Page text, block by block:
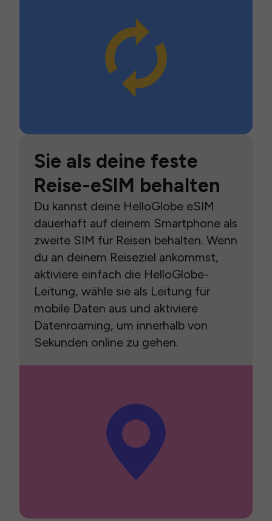
Sie als deine feste
Reise-eSIM behalten
Du kannst deine HelloGlobe eSIM
dauerhaft auf deinem Smartphone als
zweite SIM für Reisen behalten. Wenn
du an deinem Reiseziel ankommst,
aktiviere einfach die HelloGlobe-
Leitung, wähle sie als Leitung für
mobile Daten aus und aktiviere
Datenroaming, um innerhalb von
Sekunden online zu gehen.